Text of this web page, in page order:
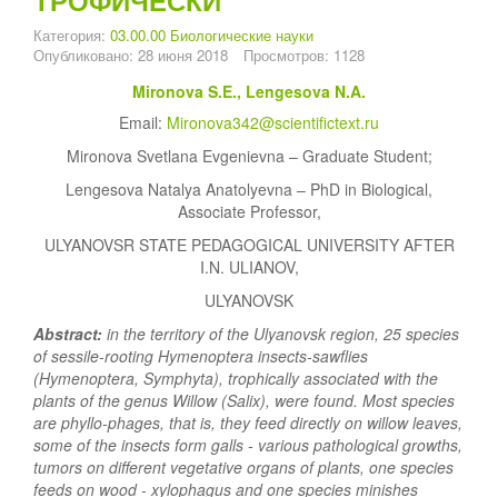
Категория: 03.00.00 Биологические науки
Опубликовано: 28 июня 2018
Просмотров: 1128
Mironova S.E., Lengesova N.A.
Email: Mironova342@scientifictext.ru
Mironova Svetlana Evgenievna – Graduate Student;
Lengesova Natalya Anatolyevna – PhD in Biological,
Associate Professor,
ULYANOVSR STATE PEDAGOGICAL UNIVERSITY AFTER
I.N. ULIANOV,
ULYANOVSK
Abstract: in the territory of the Ulyanovsk region, 25 species
of sessile-rooting Hymenoptera insects-sawflies
(Hymenoptera, Symphyta), trophically associated with the
plants of the genus Willow (Salix), were found. Most species
are phyllo-phages, that is, they feed directly on willow leaves,
some of the insects form galls - various pathological growths,
tumors on different vegetative organs of plants, one species
feeds on wood - xylophagus and one species minishes